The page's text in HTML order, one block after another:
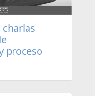
charlas
proceso